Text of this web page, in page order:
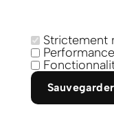
Strictement
Performance
Sauvegarder